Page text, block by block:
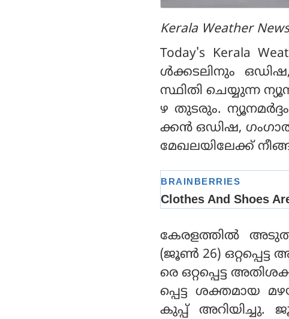
Kerala Weather
Today's Kerala
ള്‍ക്കടലിനും
സ്ഥിതി ചെയ്യുന്ന
ഴ തുടരും.
ക്കന്‍ ഒഡിഷ,
മേഖലയിലേക്ക്
കേരളത്തില്‍
(ജൂണ്‍ 26)
രെ ഒറ്റപ്പെട്ട
പ്പെട്ട ശക്തമായ
കുപ്പ് അറിയിച്ചു.